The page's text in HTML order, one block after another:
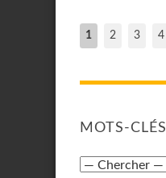
1 2 3 4
MOTS-CLÉS